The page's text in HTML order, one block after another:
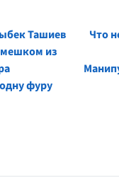
Ташиев
из
фуру
Что